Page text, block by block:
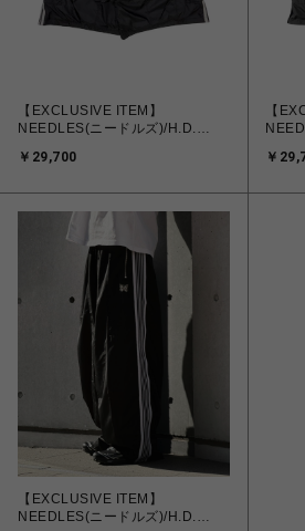
【EXCLUSIVE ITEM】
NEEDLES(ニードルズ)/H.D.
￥29,700
【
￥
【EXCLUSIVE ITEM】
NEEDLES(ニードルズ)/H.D.